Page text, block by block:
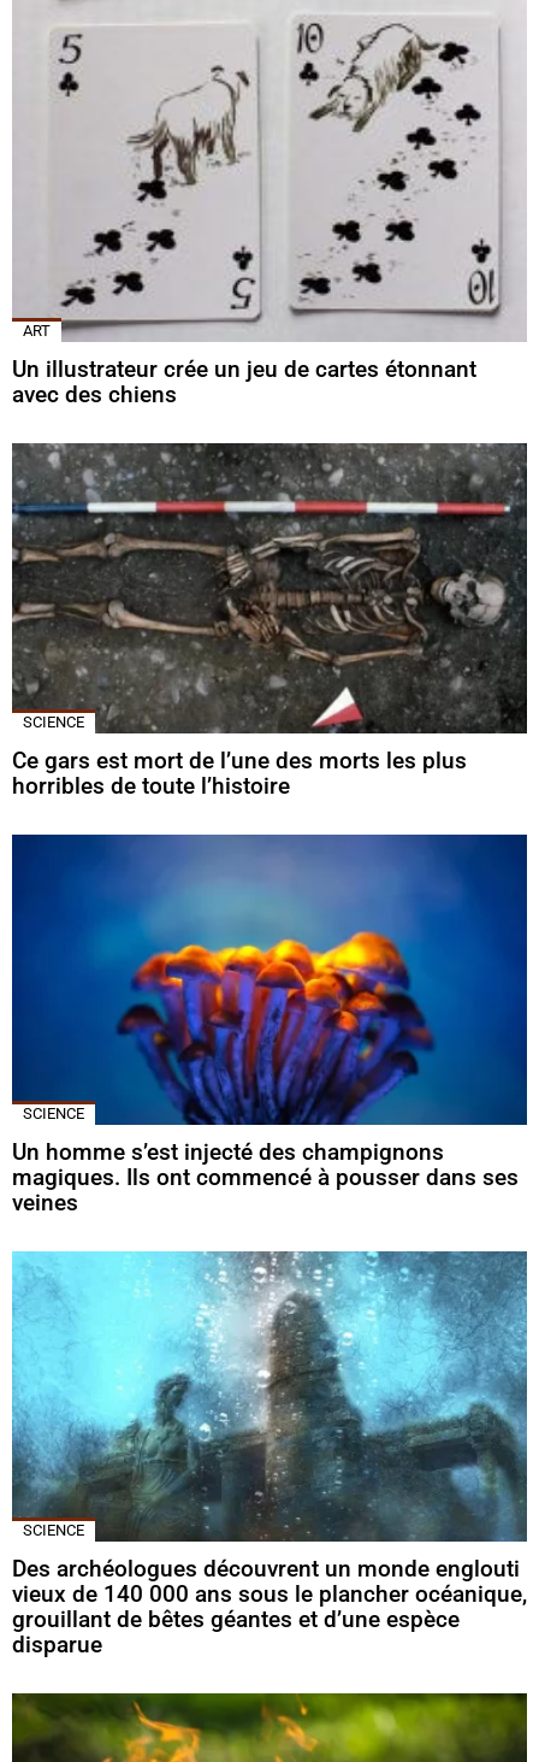
ART
Un illustrateur crée un jeu de cartes étonnant
avec des chiens
SCIENCE
Ce gars est mort de l’une des morts les plus
horribles de toute l’histoire
SCIENCE
Un homme s’est injecté des champignons
magiques. Ils ont commencé à pousser dans ses
veines
SCIENCE
Des archéologues découvrent un monde englouti
vieux de 140 000 ans sous le plancher océanique,
grouillant de bêtes géantes et d’une espèce
disparue